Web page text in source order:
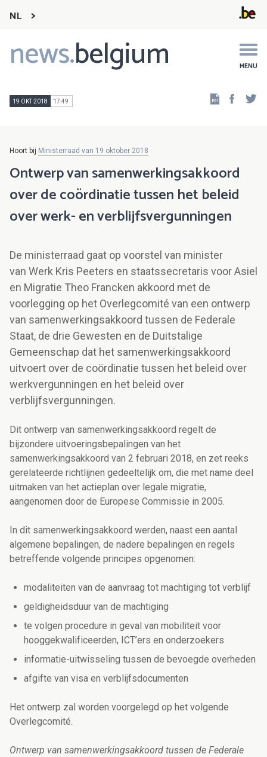
NL
news.belgium MENU
Main
navigation
19 OKT 2018 17:49
Hoort bij Ministerraad van 19 oktober 2018
Ontwerp van samenwerkingsakkoord
over de coördinatie tussen het beleid
over werk- en verblijfsvergunningen
De ministerraad gaat op voorstel van minister
van Werk Kris Peeters en staatssecretaris voor Asiel
en Migratie Theo Francken akkoord met de
voorlegging op het Overlegcomité van een ontwerp
van samenwerkingsakkoord tussen de Federale
Staat, de drie Gewesten en de Duitstalige
Gemeenschap dat het samenwerkingsakkoord
uitvoert over de coördinatie tussen het beleid over
werkvergunningen en het beleid over
verblijfsvergunningen.
Dit ontwerp van samenwerkingsakkoord regelt de
bijzondere uitvoeringsbepalingen van het
samenwerkingsakkoord van 2 februari 2018, en zet reeks
gerelateerde richtlijnen gedeeltelijk om, die met name deel
uitmaken van het actieplan over legale migratie,
aangenomen door de Europese Commissie in 2005.
In dit samenwerkingsakkoord werden, naast een aantal
algemene bepalingen, de nadere bepalingen en regels
betreffende volgende principes opgenomen:
modaliteiten van de aanvraag tot machtiging tot verblijf
geldigheidsduur van de machtiging
te volgen procedure in geval van mobiliteit voor
hooggekwalificeerden, ICT’ers en onderzoekers
informatie-uitwisseling tussen de bevoegde overheden
afgifte van visa en verblijfsdocumenten
Het ontwerp zal worden voorgelegd op het volgende
Overlegcomité.
Ontwerp van samenwerkingsakkoord tussen de Federale